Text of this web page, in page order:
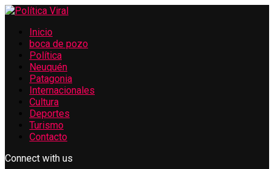
Inicio
boca de pozo
Política
Neuquén
Patagonia
Internacionales
Cultura
Deportes
Turismo
Contacto
Connect with us